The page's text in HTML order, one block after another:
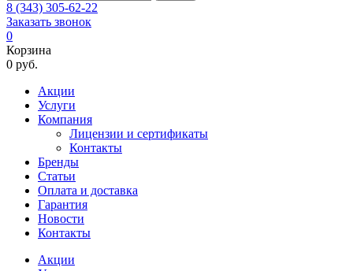
8 (343) 305-62-22
Заказать звонок
0
Корзина
0 руб.
Акции
Услуги
Компания
Лицензии и сертификаты
Контакты
Бренды
Статьи
Оплата и доставка
Гарантия
Новости
Контакты
Акции